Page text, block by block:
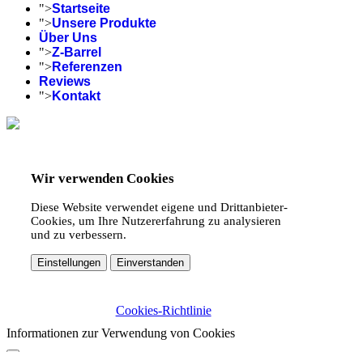
">Startseite
">Unsere Produkte
Über Uns
">Z-Barrel
">Referenzen
Reviews
">Kontakt
Wir verwenden Cookies
Diese Website verwendet eigene und Drittanbieter-
Cookies, um Ihre Nutzererfahrung zu analysieren
und zu verbessern.
Einstellungen Einverstanden
Cookies-Richtlinie
Informationen zur Verwendung von Cookies